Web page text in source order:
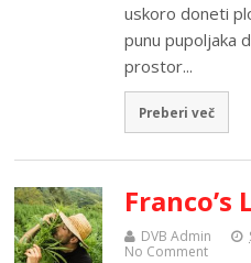
uskoro doneti
punu pupoljaka
prostor...
Preberi več
Franco’s
DVB Admin
No Comment